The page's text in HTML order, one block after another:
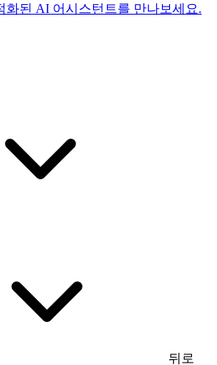
화된 AI 어시스턴트를 만나보세요.
뒤로